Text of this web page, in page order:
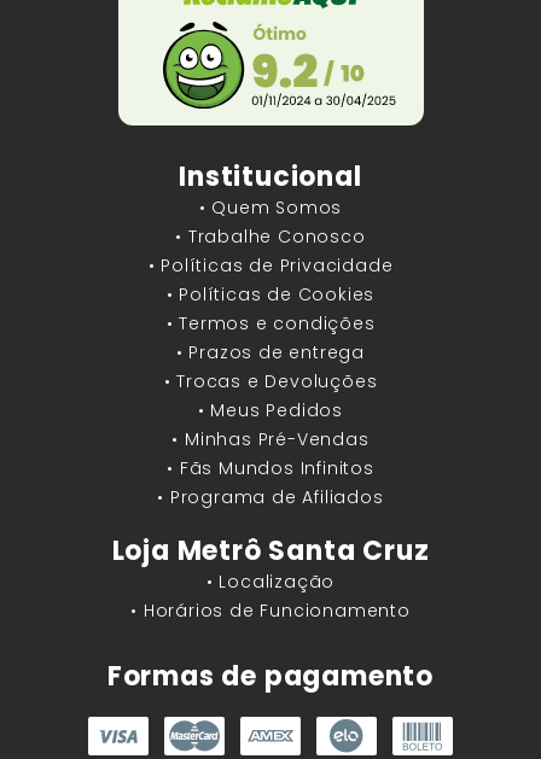
Institucional
• Quem Somos
• Trabalhe Conosco
• Políticas de Privacidade
• Políticas de Cookies
• Termos e condições
• Prazos de entrega
• Trocas e Devoluções
• Meus Pedidos
• Minhas Pré-Vendas
• Fãs Mundos Infinitos
• Programa de Afiliados
Loja Metrô Santa Cruz
• Localização
• Horários de Funcionamento
Formas de pagamento